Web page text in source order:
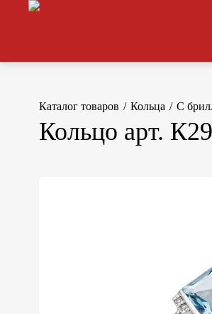
Каталог товаров / Кольца / С
Кольцо арт.